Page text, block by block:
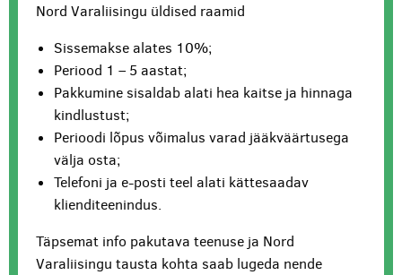
Nord Varaliisingu üldised raamid
Sissemakse alates 10%;
Periood 1 – 5 aastat;
Pakkumine sisaldab alati hea kaitse ja hinnaga
kindlustust;
Perioodi lõpus võimalus varad jääkväärtusega
välja osta;
Telefoni ja e-posti teel alati kättesaadav
klienditeenindus.
Täpsemat info pakutava teenuse ja Nord
Varaliisingu tausta kohta saab lugeda nende